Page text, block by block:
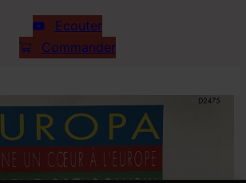
Ecouter
Commander